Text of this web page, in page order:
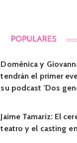
Doménica y
tendrán el primer
su podcast 'Dos
Jaime Tamariz: El
teatro y el casting